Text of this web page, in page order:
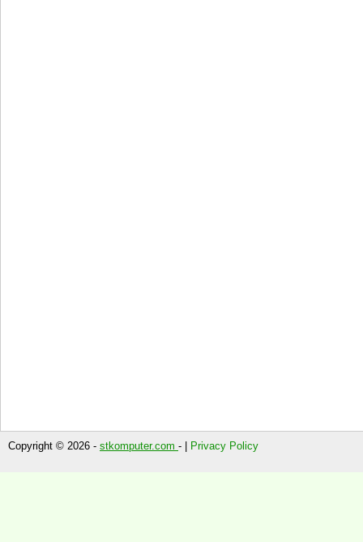
Copyright © 2026 - stkomputer.com - | Privacy Policy